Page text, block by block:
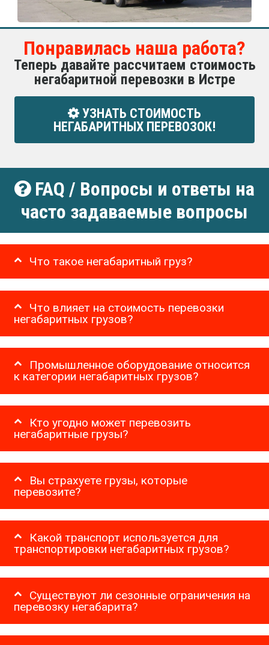
Понравилась наша работа?
Теперь давайте рассчитаем стоимость
негабаритной перевозки в Истре
УЗНАТЬ СТОИМОСТЬ
НЕГАБАРИТНЫХ ПЕРЕВОЗОК!
FAQ / Вопросы и ответы на
часто задаваемые вопросы
Что такое негабаритный груз?
Что влияет на стоимость перевозки
негабаритных грузов?
Промышленное оборудование относится
к категории негабаритных грузов?
Кто угодно может перевозить
негабаритные грузы?
Вы страхуете грузы, которые
перевозите?
Какой транспорт используется для
транспортировки негабаритных грузов?
Существуют ли сезонные ограничения на
перевозку негабарита?